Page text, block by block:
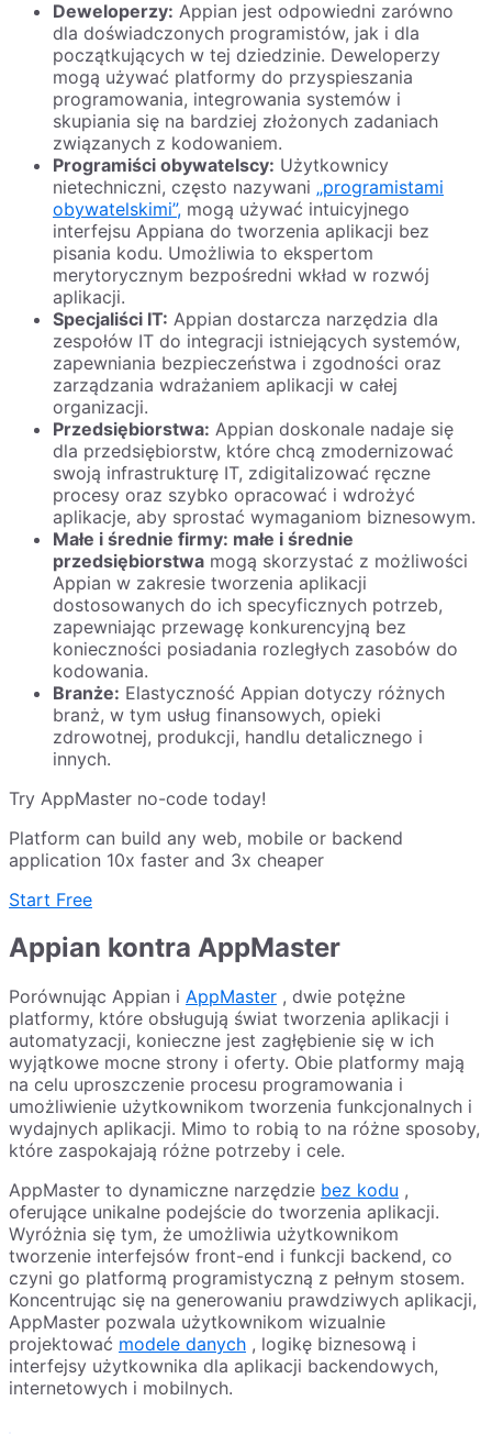
Deweloperzy: Appian jest odpowiedni zarówno
dla doświadczonych programistów, jak i dla
początkujących w tej dziedzinie. Deweloperzy
mogą używać platformy do przyspieszania
programowania, integrowania systemów i
skupiania się na bardziej złożonych zadaniach
związanych z kodowaniem.
Programiści obywatelscy: Użytkownicy
nietechniczni, często nazywani „programistami
obywatelskimi”, mogą używać intuicyjnego
interfejsu Appiana do tworzenia aplikacji bez
pisania kodu. Umożliwia to ekspertom
merytorycznym bezpośredni wkład w rozwój
aplikacji.
Specjaliści IT: Appian dostarcza narzędzia dla
zespołów IT do integracji istniejących systemów,
zapewniania bezpieczeństwa i zgodności oraz
zarządzania wdrażaniem aplikacji w całej
organizacji.
Przedsiębiorstwa: Appian doskonale nadaje się
dla przedsiębiorstw, które chcą zmodernizować
swoją infrastrukturę IT, zdigitalizować ręczne
procesy oraz szybko opracować i wdrożyć
aplikacje, aby sprostać wymaganiom biznesowym.
Małe i średnie firmy: małe i średnie
przedsiębiorstwa mogą skorzystać z możliwości
Appian w zakresie tworzenia aplikacji
dostosowanych do ich specyficznych potrzeb,
zapewniając przewagę konkurencyjną bez
konieczności posiadania rozległych zasobów do
kodowania.
Branże: Elastyczność Appian dotyczy różnych
branż, w tym usług finansowych, opieki
zdrowotnej, produkcji, handlu detalicznego i
innych.
Try AppMaster no-code today!
Platform can build any web, mobile or backend
application 10x faster and 3x cheaper
Start Free
Appian kontra AppMaster
Porównując Appian i AppMaster , dwie potężne
platformy, które obsługują świat tworzenia aplikacji i
automatyzacji, konieczne jest zagłębienie się w ich
wyjątkowe mocne strony i oferty. Obie platformy mają
na celu uproszczenie procesu programowania i
umożliwienie użytkownikom tworzenia funkcjonalnych i
wydajnych aplikacji. Mimo to robią to na różne sposoby,
które zaspokajają różne potrzeby i cele.
AppMaster to dynamiczne narzędzie bez kodu ,
oferujące unikalne podejście do tworzenia aplikacji.
Wyróżnia się tym, że umożliwia użytkownikom
tworzenie interfejsów front-end i funkcji backend, co
czyni go platformą programistyczną z pełnym stosem.
Koncentrując się na generowaniu prawdziwych aplikacji,
AppMaster pozwala użytkownikom wizualnie
projektować modele danych , logikę biznesową i
interfejsy użytkownika dla aplikacji backendowych,
internetowych i mobilnych.